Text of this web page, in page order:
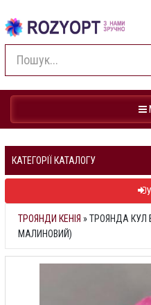
КАТЕГОРІЇ КАТАЛОГУ
ТРОЯНДИ КЕНІЯ »ТРОЯНДА КУЛ
МАЛИНОВИЙ)